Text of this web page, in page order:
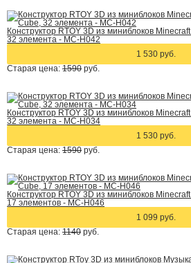
Конструктор RTOY 3D из миниблоков
32 элемента - MC-H042
1 530 руб.
Старая цена: 1590 руб.
Конструктор RTOY 3D из миниблоков
32 элемента - MC-H034
1 530 руб.
Старая цена: 1590 руб.
Конструктор RTOY 3D из миниблоков
17 элементов - MC-H046
1 099 руб.
Старая цена: 1140 руб.